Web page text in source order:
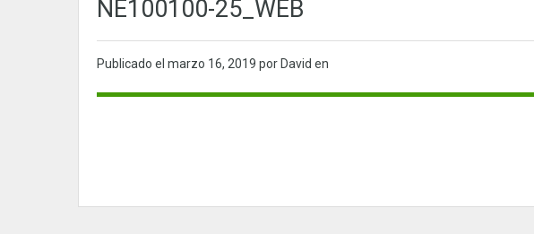
NE100100-25_WEB
Publicado el marzo 16, 2019 por David en